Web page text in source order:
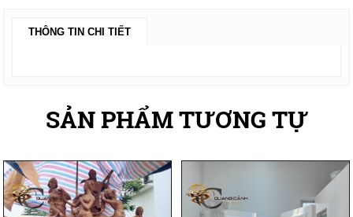
THÔNG TIN CHI TIẾT
SẢN PHẨM TƯƠNG TỰ